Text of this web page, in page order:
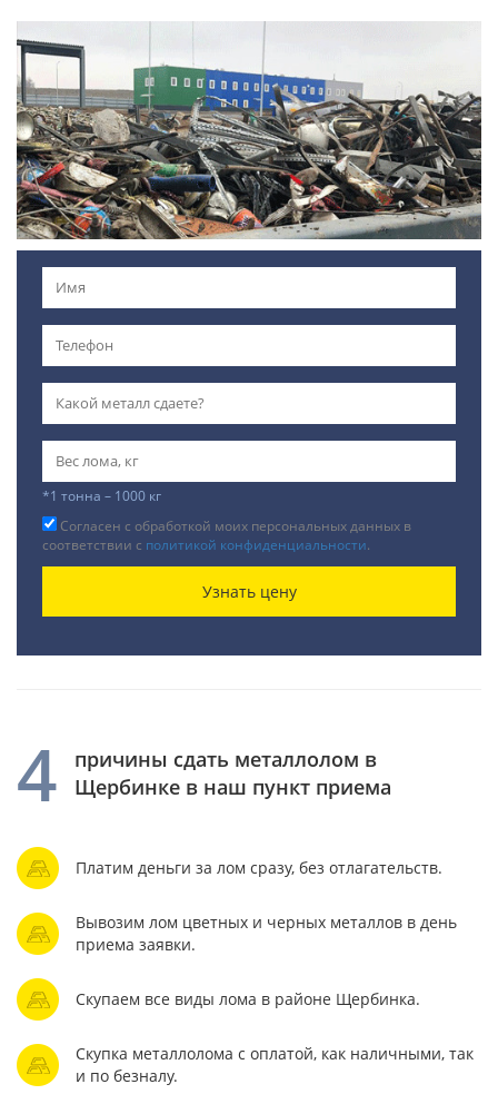
*1 тонна – 1000 кг
Согласен с обработкой моих персональных данных в
соответствии с политикой конфиденциальности.
Узнать цену
4
причины сдать металлолом в
Щербинке в наш пункт приема
Платим деньги за лом сразу, без отлагательств.
Вывозим лом цветных и черных металлов в день
приема заявки.
Скупаем все виды лома в районе Щербинка.
Скупка металлолома с оплатой, как наличными, так
и по безналу.